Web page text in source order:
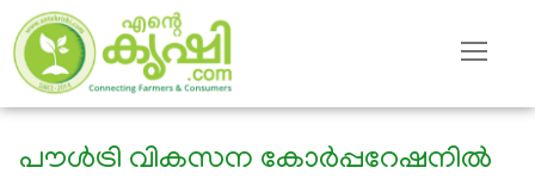
പൗൾട്രി വികസന കോർപ്പറേഷനിൽ